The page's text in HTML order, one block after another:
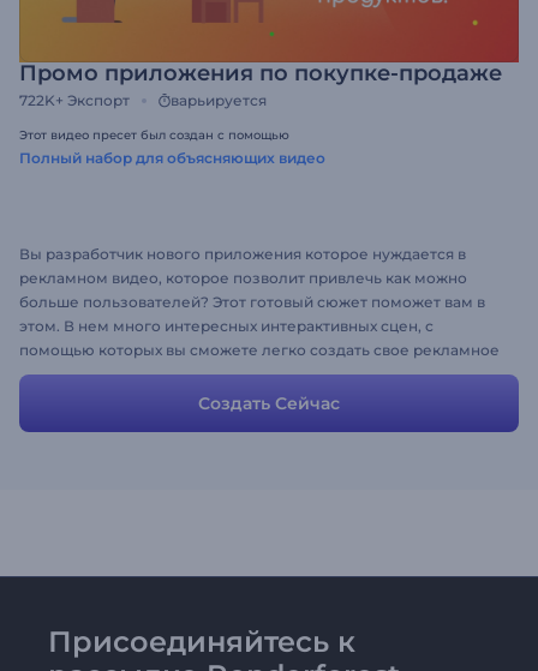
Промо приложения по покупке-продаже
722K+ Экспорт варьируется
Этот видео пресет был создан с помощью
Полный набор для объясняющих видео
Вы разработчик нового приложения которое нуждается в
рекламном видео, которое позволит привлечь как можно
больше пользователей? Этот готовый сюжет поможет вам в
этом. В нем много интересных интерактивных сцен, с
помощью которых вы сможете легко создать свое рекламное
видео. Сцены полностью настраиваются, вносите любые
изменения, чтобы они вписывались в ваш собственный
сценарий. Попробуйте создать ролик уже сегодня и удивите
Создать Сейчас
Присоединяйтесь к